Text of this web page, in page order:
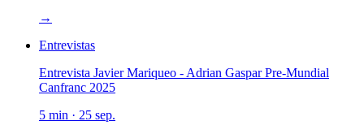
→
Entrevistas
Entrevista Javier Mariqueo - Adrian Gaspar Pre-Mundial
Canfranc 2025
5 min · 25 sep.